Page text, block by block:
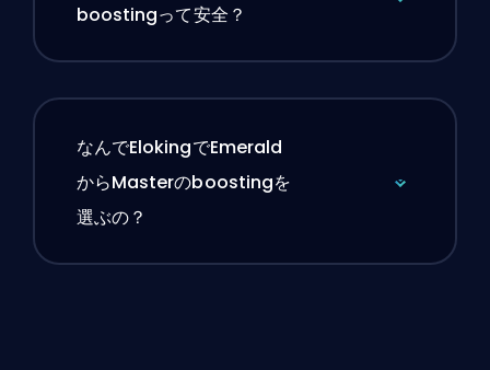
boostingって安全？
なんでElokingでEmerald
からMasterのboostingを
選ぶの？